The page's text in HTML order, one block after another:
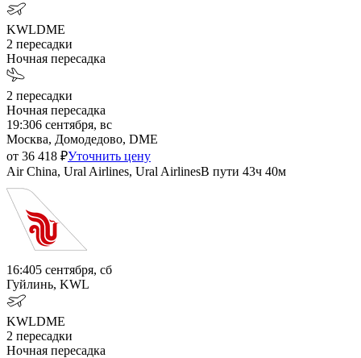
KWLDME
2 пересадки
Ночная пересадка
2 пересадки
Ночная пересадка
19:306 сентября, вс
Москва, Домодедово, DME
от 36 418 ₽Уточнить цену
Air China, Ural Airlines, Ural AirlinesВ пути 43ч 40м
16:405 сентября, сб
Гуйлинь, KWL
KWLDME
2 пересадки
Ночная пересадка